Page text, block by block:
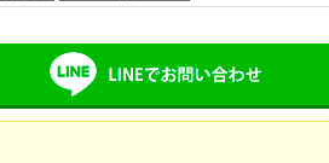
ルでお問い合わせ